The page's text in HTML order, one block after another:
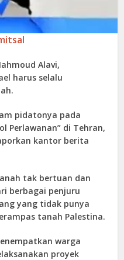
Alavi,
harus selalu
pidatonya pada
Perlawanan” di Tehran,
kantor berita
tak bertuan dan
berbagai penjuru
yang tidak punya
tanah Palestina.
warga
proyek